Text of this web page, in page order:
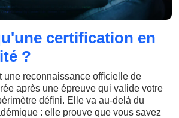
certification en
?
une reconnaissance officielle de
après une épreuve qui valide votre
défini. Elle va au-delà du
: elle prouve que vous savez